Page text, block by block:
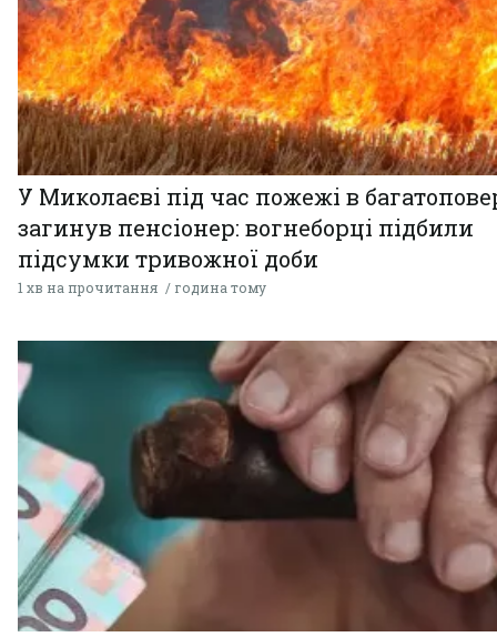
У Миколаєві під час пожежі в
загинув пенсіонер: вогнеборці підбили
підсумки тривожної доби
1 хв на прочитання година тому